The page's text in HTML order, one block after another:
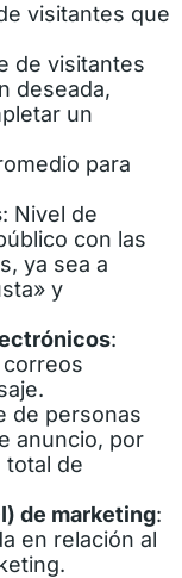
visitantes que
de visitantes
deseada,
un
para
: Nivel de
con las
ya sea a
y
:
de personas
anuncio, por
total de
de marketing:
en relación al